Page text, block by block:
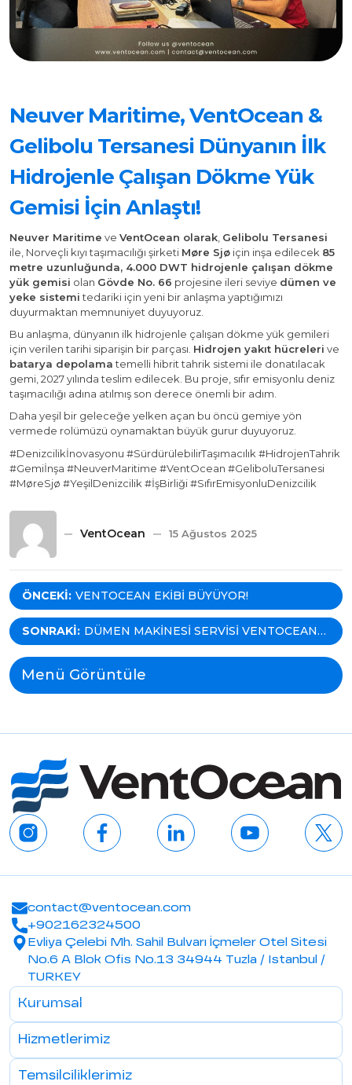
Neuver Maritime, VentOcean &
Gelibolu Tersanesi Dünyanın İlk
Hidrojenle Çalışan Dökme Yük
Gemisi İçin Anlaştı!
Neuver Maritime ve VentOcean olarak, Gelibolu Tersanesi
ile, Norveçli kıyı taşımacılığı şirketi Møre Sjø için inşa edilecek 85
metre uzunluğunda, 4.000 DWT hidrojenle çalışan dökme
yük gemisi olan Gövde No. 66 projesine ileri seviye dümen ve
yeke sistemitedariki için yeni bir anlaşma yaptığımızı
duyurmaktan memnuniyet duyuyoruz.
Bu anlaşma, dünyanın ilk hidrojenle çalışan dökme yük gemileri
için verilen tarihi siparişin bir parçası. Hidrojen yakıt hücreleri ve
batarya depolamatemelli hibrit tahrik sistemi ile donatılacak
gemi, 2027 yılında teslim edilecek. Bu proje, sıfır emisyonlu deniz
taşımacılığı adına atılmış son derece önemli bir adım.
Daha yeşil bir geleceğe yelken açan bu öncü gemiye yön
vermede rolümüzü oynamaktan büyük gurur duyuyoruz.
#Denizcilikİnovasyonu #SürdürülebilirTaşımacılık #HidrojenTahrik
#Gemiİnşa #NeuverMaritime #VentOcean #GeliboluTersanesi
#MøreSjø #YeşilDenizcilik #İşBirliği #SıfırEmisyonluDenizcilik
VentOcean 15 Ağustos 2025
Yazı
gezinmesi
ÖNCEKI: VENTOCEAN EKIBI BÜYÜYOR!
SONRAKI: DÜMEN MAKINESI SERVISI VENTOCEAN
ILE TÜRKIYE’DE! BILGIMIZI
Menü Görüntüle
contact@ventocean.com
+902162324500
Evliya Çelebi Mh. Sahil Bulvarı İçmeler Otel Sitesi
No.6 A Blok Ofis No.13 34944 Tuzla / Istanbul /
TURKEY
Kurumsal
Hizmetlerimiz
Temsilciliklerimiz